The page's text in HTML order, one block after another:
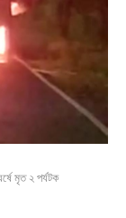
মৃত ২ পর্যটক